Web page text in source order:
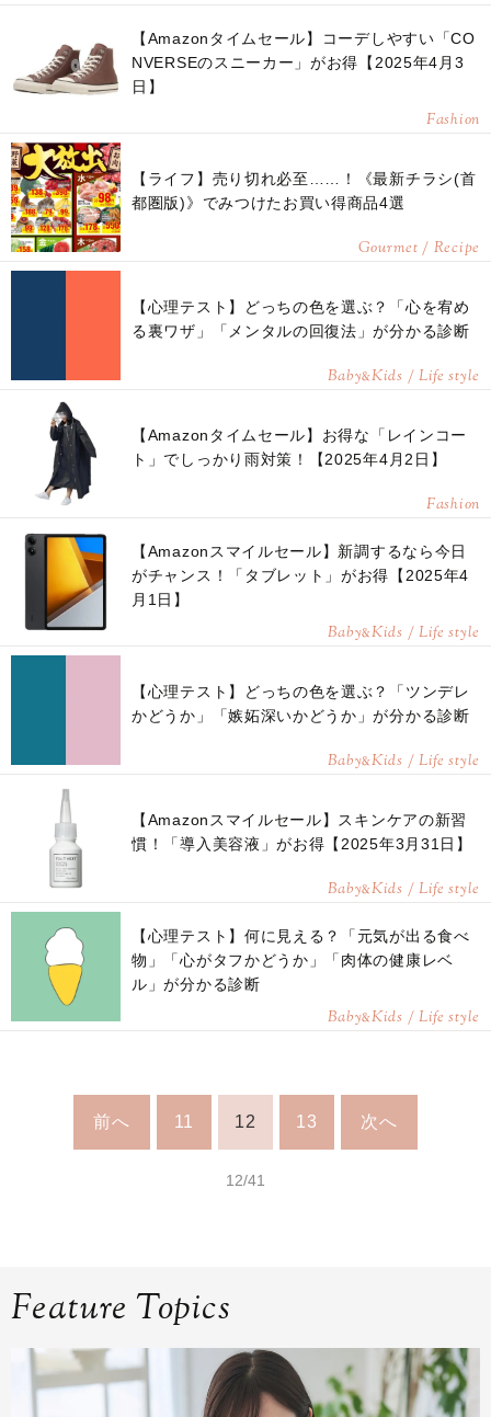
【Amazonタイムセール】コーデしやすい「CO
NVERSEのスニーカー」がお得【2025年4月3
日】
Fashion
【ライフ】売り切れ必至……！《最新チラシ(首
都圏版)》でみつけたお買い得商品4選
Gourmet / Recipe
【心理テスト】どっちの色を選ぶ？「心を宥め
る裏ワザ」「メンタルの回復法」が分かる診断
Baby&Kids / Life style
【Amazonタイムセール】お得な「レインコー
ト」でしっかり雨対策！【2025年4月2日】
Fashion
【Amazonスマイルセール】新調するなら今日
がチャンス！「タブレット」がお得【2025年4
月1日】
Baby&Kids / Life style
【心理テスト】どっちの色を選ぶ？「ツンデレ
かどうか」「嫉妬深いかどうか」が分かる診断
Baby&Kids / Life style
【Amazonスマイルセール】スキンケアの新習
慣！「導入美容液」がお得【2025年3月31日】
Baby&Kids / Life style
【心理テスト】何に見える？「元気が出る食べ
物」「心がタフかどうか」「肉体の健康レベ
ル」が分かる診断
Baby&Kids / Life style
前へ 11 12 13 次へ
12/41
Feature Topics